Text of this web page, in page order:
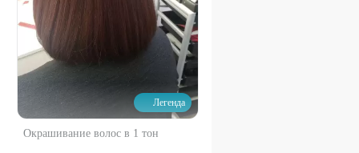
Легенда
Окрашивание волос в 1 тон